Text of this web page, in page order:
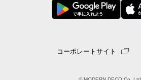
コーポレートサイト